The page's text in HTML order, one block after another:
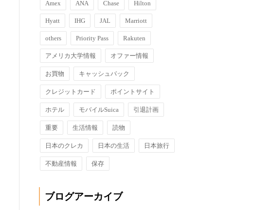
Amex ANA Chase Hilton
Hyatt IHG JAL Marriott
others Priority Pass Rakuten
アメリカ大学情報 オファー情報
お買物 キャッシュバック
クレジットカード ポイントサイト
ホテル モバイルSuica 引退計画
重要 生活情報 読物
日本のクレカ 日本の生活 日本旅行
不動産情報 保存
ブログアーカイブ